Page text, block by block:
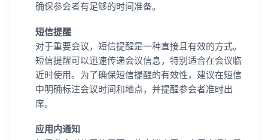
确保参会者有足够的时间准备。
短信提醒
对于重要会议，短信提醒是一种直接且有效的方式。
短信提醒可以迅速传递会议信息，特别适合在会议临
近时使用。为了确保短信提醒的有效性，建议在短信
中明确标注会议时间和地点，并提醒参会者准时出
席。
应用内通知